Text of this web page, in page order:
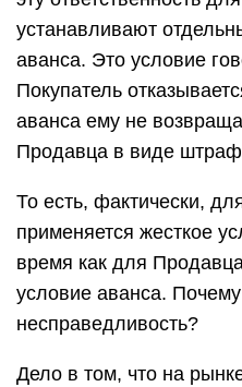
устанавливают
аванса. Это условие
Покупатель
аванса ему не
Продавца в виде
То есть, фактически,
применяется жесткое
время как для
условие аванса. Почему
несправедливость?
Дело в том, что на